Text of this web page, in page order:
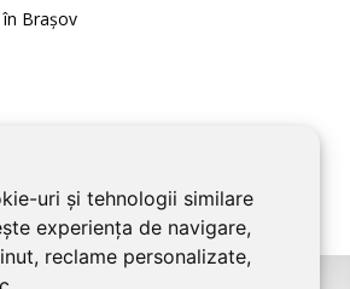
uri și tehnologii similare
experiența de navigare,
reclame personalizate,
Braşov